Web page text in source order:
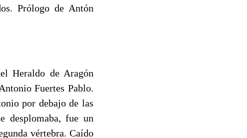
Prólogo de Antón
Heraldo de Aragón
Fuertes Pablo.
por debajo de las
desplomaba, fue un
vértebra. Caído